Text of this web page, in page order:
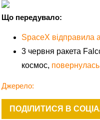
Що передувало:
SpaceX відправила
3 червня ракета
космос,
Джерело:
ПОДІЛИТИСЯ В